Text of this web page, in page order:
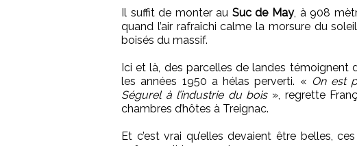
Il suffit de monter au Suc de May, à 908
quand l’air rafraîchi calme la morsure du
boisés du massif.
Ici et là, des parcelles de landes témoignent
les années 1950 a hélas perverti. « On est
Ségurel à l’industrie du bois», regrette
chambres d’hôtes à Treignac.
Et c’est vrai qu’elles devaient être belles,